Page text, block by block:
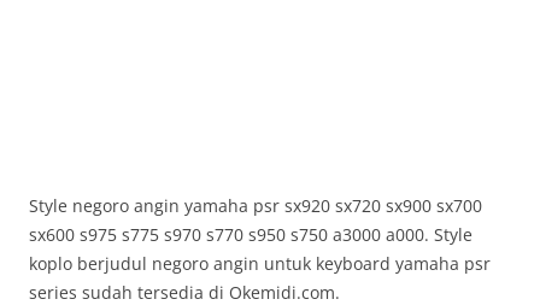
Style negoro angin yamaha psr sx920 sx720 sx900 sx700
sx600 s975 s775 s970 s770 s950 s750 a3000 a000. Style
koplo berjudul negoro angin untuk keyboard yamaha psr
series sudah tersedia di Okemidi.com.